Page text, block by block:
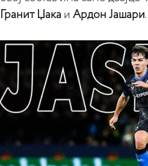
Гранит Џака и Ардон Јашари.